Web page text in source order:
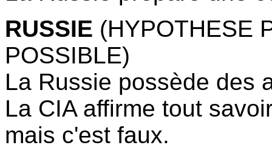
RUSSIE (HYPOTHESE
POSSIBLE)
La Russie possède des
La CIA affirme tout
mais c'est faux.